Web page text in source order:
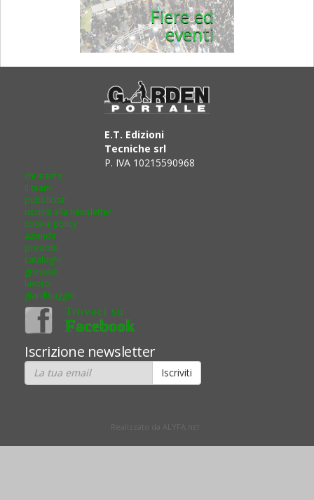
Fiere ed
eventi
E.T. Edizioni
Tecniche srl
P. IVA 10215590968
chi siamo
il team
pubblicita'
iscriviti alla newsletter
cookie policy
aziende
prodotti
cataloghi
grossisti
lavoro
giardinaggio
Trovaci su
Facebook
Iscrizione newsletter
Realizzato da ALYFA.